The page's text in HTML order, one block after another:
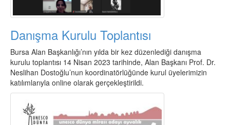
Danışma Kurulu Toplantısı
Bursa Alan Başkanlığı’nın yılda bir kez düzenlediği danışma
kurulu toplantısı 14 Nisan 2023 tarihinde, Alan Başkanı Prof. Dr.
Neslihan Dostoğlu’nun koordinatörlüğünde kurul üyelerimizin
katılımlarıyla online olarak gerçekleştirildi.